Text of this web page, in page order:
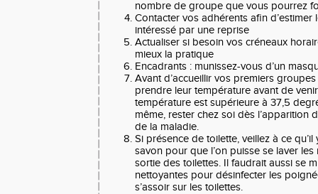
nombre de groupe que vous pourrez
Contacter vos adhérents afin
intéressé par une reprise
Actualiser si besoin vos créneaux
mieux la pratique
Encadrants : munissez-vous d’un
Avant d’accueillir vos premiers
prendre leur température avant de
température est supérieure à 37,5
même, rester chez soi dès l’apparition
de la maladie.
Si présence de toilette, veillez à ce
savon pour que l’on puisse se laver les
sortie des toilettes. Il faudrait aussi se
nettoyantes pour désinfecter les
s’assoir sur les toilettes.